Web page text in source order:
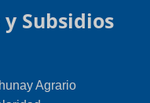
y Subsidios
Agrario